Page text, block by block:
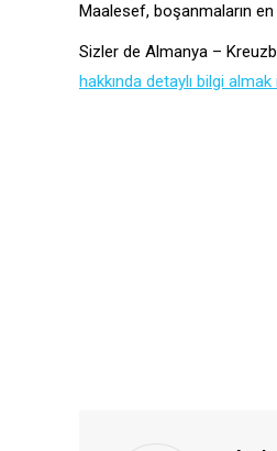
Maalesef, boşanmaların
Sizler de Almanya –
hakkında detaylı bilgi almak